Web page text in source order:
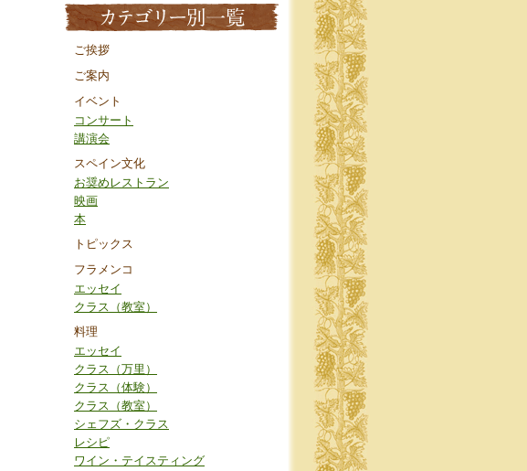
ご挨拶
ご案内
イベント
コンサート
講演会
スペイン文化
お奨めレストラン
映画
本
トピックス
フラメンコ
エッセイ
クラス（教室）
料理
エッセイ
クラス（万里）
クラス（体験）
クラス（教室）
シェフズ・クラス
レシピ
ワイン・テイスティング